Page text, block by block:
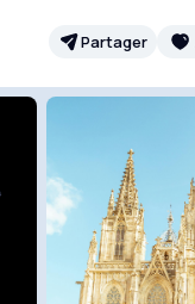
Partager